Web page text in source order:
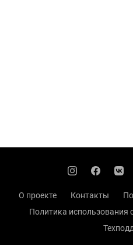
О проекте Контакты
Политика использования